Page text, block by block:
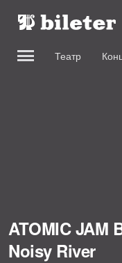
Театр
ATOMIC JAM
Noisy River